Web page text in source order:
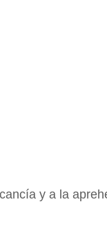
y a la